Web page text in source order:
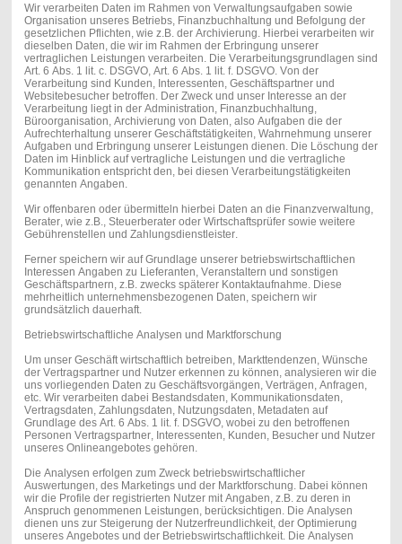
Wir verarbeiten Daten im Rahmen von Verwaltungsaufgaben sowie
Organisation unseres Betriebs, Finanzbuchhaltung und Befolgung der
gesetzlichen Pflichten, wie z.B. der Archivierung. Hierbei verarbeiten wir
dieselben Daten, die wir im Rahmen der Erbringung unserer
vertraglichen Leistungen verarbeiten. Die Verarbeitungsgrundlagen sind
Art. 6 Abs. 1 lit. c. DSGVO, Art. 6 Abs. 1 lit. f. DSGVO. Von der
Verarbeitung sind Kunden, Interessenten, Geschäftspartner und
Websitebesucher betroffen. Der Zweck und unser Interesse an der
Verarbeitung liegt in der Administration, Finanzbuchhaltung,
Büroorganisation, Archivierung von Daten, also Aufgaben die der
Aufrechterhaltung unserer Geschäftstätigkeiten, Wahrnehmung unserer
Aufgaben und Erbringung unserer Leistungen dienen. Die Löschung der
Daten im Hinblick auf vertragliche Leistungen und die vertragliche
Kommunikation entspricht den, bei diesen Verarbeitungstätigkeiten
genannten Angaben.
Wir offenbaren oder übermitteln hierbei Daten an die Finanzverwaltung,
Berater, wie z.B., Steuerberater oder Wirtschaftsprüfer sowie weitere
Gebührenstellen und Zahlungsdienstleister.
Ferner speichern wir auf Grundlage unserer betriebswirtschaftlichen
Interessen Angaben zu Lieferanten, Veranstaltern und sonstigen
Geschäftspartnern, z.B. zwecks späterer Kontaktaufnahme. Diese
mehrheitlich unternehmensbezogenen Daten, speichern wir
grundsätzlich dauerhaft.
Betriebswirtschaftliche Analysen und Marktforschung
Um unser Geschäft wirtschaftlich betreiben, Markttendenzen, Wünsche
der Vertragspartner und Nutzer erkennen zu können, analysieren wir die
uns vorliegenden Daten zu Geschäftsvorgängen, Verträgen, Anfragen,
etc. Wir verarbeiten dabei Bestandsdaten, Kommunikationsdaten,
Vertragsdaten, Zahlungsdaten, Nutzungsdaten, Metadaten auf
Grundlage des Art. 6 Abs. 1 lit. f. DSGVO, wobei zu den betroffenen
Personen Vertragspartner, Interessenten, Kunden, Besucher und Nutzer
unseres Onlineangebotes gehören.
Die Analysen erfolgen zum Zweck betriebswirtschaftlicher
Auswertungen, des Marketings und der Marktforschung. Dabei können
wir die Profile der registrierten Nutzer mit Angaben, z.B. zu deren in
Anspruch genommenen Leistungen, berücksichtigen. Die Analysen
dienen uns zur Steigerung der Nutzerfreundlichkeit, der Optimierung
unseres Angebotes und der Betriebswirtschaftlichkeit. Die Analysen